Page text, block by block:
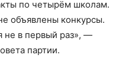
по четырём школам.
объявлены конкурсы.
не в первый раз», —
партии.